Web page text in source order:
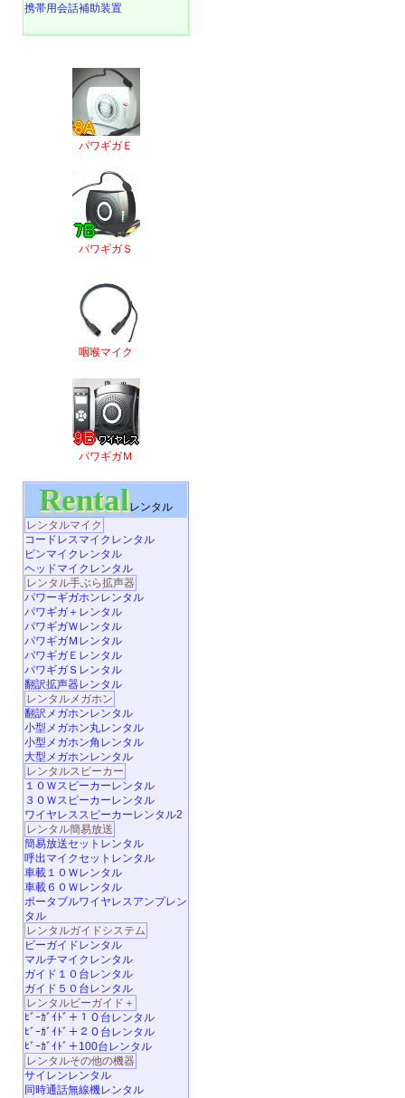
携帯用会話補助装置
パワギガＥ
パワギガＳ
咽喉マイク
パワギガＭ
Rentalレンタル
レンタルマイク
コードレスマイクレンタル
ピンマイクレンタル
ヘッドマイクレンタル
レンタル手ぶら拡声器
パワーギガホンレンタル
パワギガ＋レンタル
パワギガＷレンタル
パワギガＭレンタル
パワギガＥレンタル
パワギガＳレンタル
翻訳拡声器レンタル
レンタルメガホン
翻訳メガホンレンタル
小型メガホン丸レンタル
小型メガホン角レンタル
大型メガホンレンタル
レンタルスピーカー
１０Ｗスピーカーレンタル
３０Ｗスピーカーレンタル
ワイヤレススピーカーレンタル2
レンタル簡易放送
簡易放送セットレンタル
呼出マイクセットレンタル
車載１０Ｗレンタル
車載６０Ｗレンタル
ポータブルワイヤレスアンプレン
タル
レンタルガイドシステム
ビーガイドレンタル
マルチマイクレンタル
ガイド１０台レンタル
ガイド５０台レンタル
レンタルビーガイド＋
ﾋﾞｰｶﾞｲﾄﾞ＋１０台レンタル
ﾋﾞｰｶﾞｲﾄﾞ＋２０台レンタル
ﾋﾞｰｶﾞｲﾄﾞ＋100台レンタル
レンタルその他の機器
サイレンレンタル
同時通話無線機レンタル